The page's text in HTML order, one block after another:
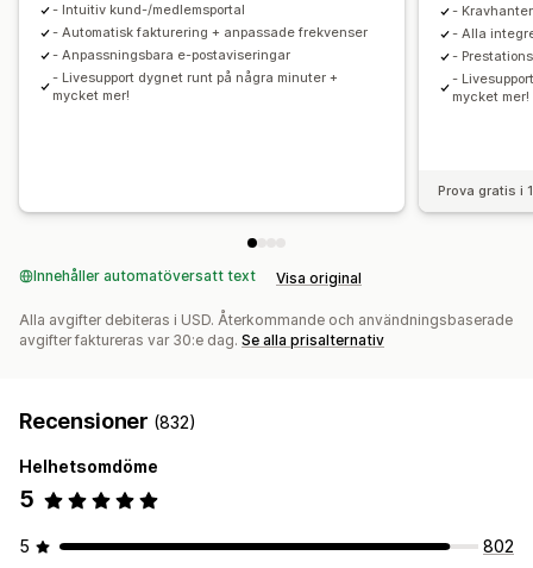
- Intuitiv kund-/medlemsportal
- Automatisk fakturering + anpassade frekvenser
- Anpassningsbara e-postaviseringar
- Livesupport dygnet runt på några minuter +
mycket mer!
-
- Alla
-
-
mycket mer!
Prova gratis i
Innehåller automatöversatt text Visa original
Alla avgifter debiteras i USD. Återkommande och användningsbaserade
avgifter faktureras var 30:e dag. Se alla prisalternativ
Recensioner (832)
Helhetsomdöme
5
5
802